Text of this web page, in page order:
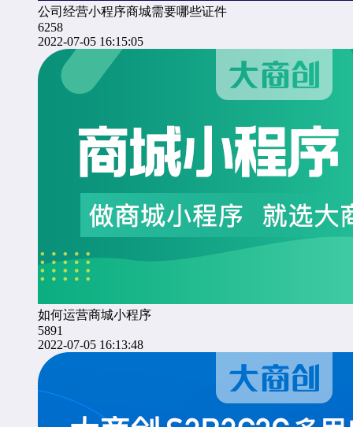
公司经营小程序商城需要哪些证件
6258
2022-07-05 16:15:05
如何运营商城小程序
5891
2022-07-05 16:13:48